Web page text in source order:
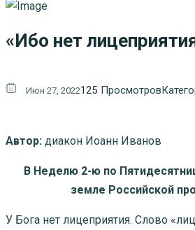
«Ибо нет
Июн 27, 2022125 Просмотров
Автор: диакон Иоанн Иванов
В Неделю 2-ю по
земле Российской
У Бога нет лицеприятия. Слово